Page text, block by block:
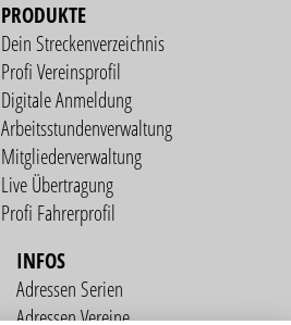
PRODUKTE
Dein Streckenverzeichnis
Profi Vereinsprofil
Digitale Anmeldung
Arbeitsstundenverwaltung
Mitgliederverwaltung
Live Übertragung
Profi Fahrerprofil
INFOS
Adressen Serien
Adressen Vereine